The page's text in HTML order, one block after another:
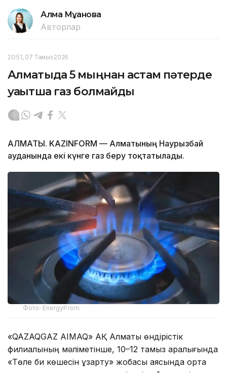
Алма Мұқанова
Авторлар
20:51, 07 Тамыз 2026
Алматыда 5 мыңнан астам пәтерде
уақытша газ болмайды
АЛМАТЫ. KAZINFORM — Алматының Наурызбай
ауданында екі күнге газ беру тоқтатылады.
Фото: EnergyProm
«QAZAQGAZ AIMAQ» АҚ Алматы өндірістік
филиалының мәліметінше, 10–12 тамыз аралығында
«Төле би көшесін ұзарту» жобасы аясында орта